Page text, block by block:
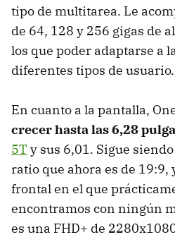
tipo de multitarea. Le
de 64, 128 y 256 gigas de
los que poder adaptarse a
diferentes tipos de usuario.
En cuanto a la pantalla,
crecer hasta las 6,28
5Ty sus 6,01. Sigue
ratio que ahora es de 19:9,
frontal en el que
encontramos con ningún
es una FHD+ de